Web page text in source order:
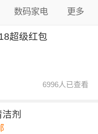
数码家电 更多
超级红包
6996人已查看
剂